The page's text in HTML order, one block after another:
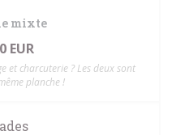
mixte
EUR
et charcuterie ? Les deux sont
planche !